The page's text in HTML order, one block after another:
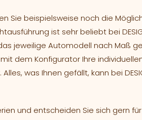
Sie beispielsweise noch die
ist sehr beliebt bei
jeweilige Automodell nach Maß
dem Konfigurator Ihre
was Ihnen gefällt, kann bei
und entscheiden Sie sich gern